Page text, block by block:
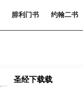
腓利门书 约翰二书
圣经下载载